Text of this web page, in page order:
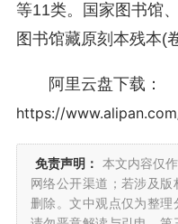
等11类。国家图书馆
图书馆藏原刻本残本(
阿里云盘下载：
https://
免责声明：
本文内容仅
网络公开渠道；若涉及
删除。文中观点仅为整理